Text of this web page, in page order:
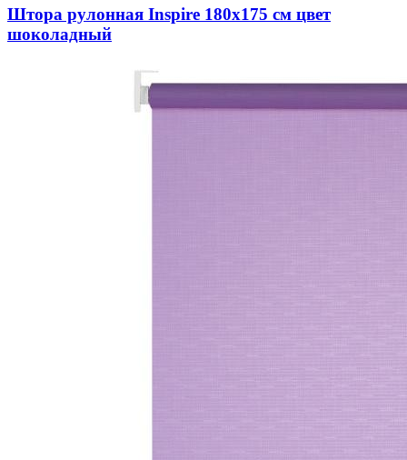
Штора рулонная Inspire 180х175 см цвет
шоколадный